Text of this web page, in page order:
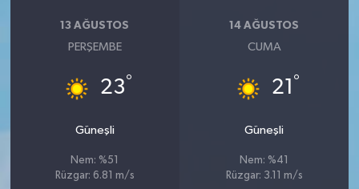
13 AĞUSTOS
PERŞEMBE
23°
Güneşli
Nem: %51
Rüzgar: 6.81 m/s
14 AĞUSTOS
CUMA
21 °
Güneşli
Nem: %41
Rüzgar: 3.11 m/s